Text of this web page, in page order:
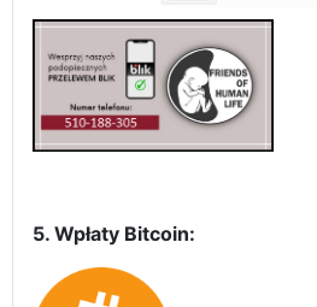
5. Wpłaty Bitcoin: